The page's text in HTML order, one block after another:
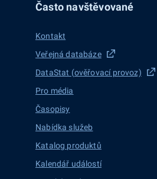
Často navštěvované
Kontakt
Veřejná databáze
DataStat (ověřovací provoz)
Pro média
Časopisy
Nabídka služeb
Katalog produktů
Kalendář událostí